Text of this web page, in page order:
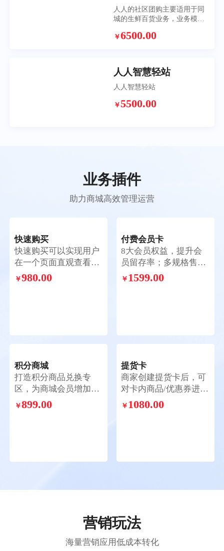
人人的社区团购主要适用于同
城的生鲜百货业务，业务模式
配上独有的拣货备货功能，帮
￥6500.00
人人智慧轻站
人人智慧轻站
￥5500.00
业务插件
助力商城高效管理运营
快速购买
快速购买可以实现用户
在一个页面直观查看全
部商品，批量加购，一
￥980.00
付费会员卡
8大会员权益，提升会
员留存率；多规格售
卖，解锁花式玩法；两
￥1599.00
积分商城
打造积分商品兑换专
区，为商城会员增加消
耗积分途径，形成积分
￥899.00
提货卡
商家创建提货卡后，可
对卡内商品/优惠券进行
个性化组合搭配，消费
￥1080.00
营销玩法
海量营销应用低成本转化